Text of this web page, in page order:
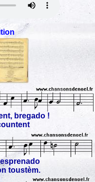
bregado !
toustèm.